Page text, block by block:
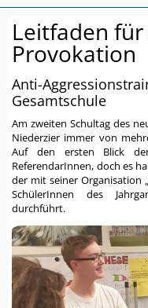
Leitfaden
Provokation
Anti-
Gesamtschule
Am zweiten Schultag des
Niederzier immer von
Auf den ersten Blick
ReferendarInnen, doch es
der mit seiner Organisation
SchülerInnen des
durchführt.